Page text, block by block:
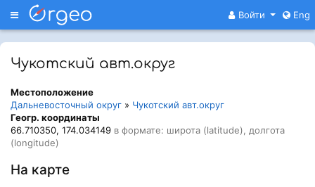
Меню Войти Eng
Чукотский авт.округ
Местоположение
Дальневосточный округ » Чукотский авт.округ
Геогр. координаты
66.710350, 174.034149 в формате: широта (latitude), долгота
(longitude)
На карте